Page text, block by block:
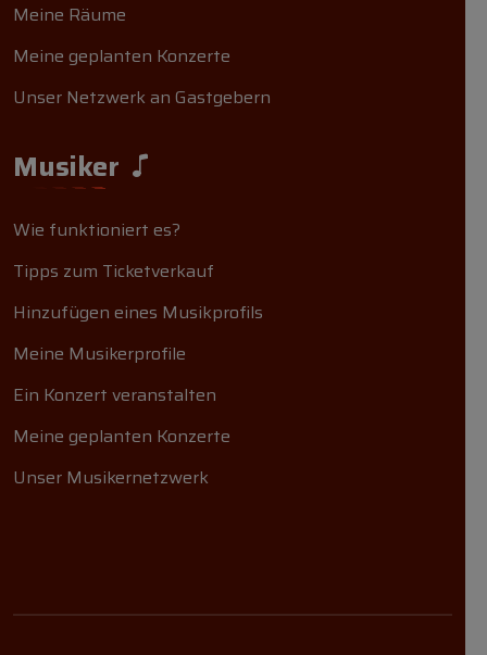
Meine Räume
Meine geplanten Konzerte
Unser Netzwerk an Gastgebern
Musiker
Wie funktioniert es?
Tipps zum Ticketverkauf
Hinzufügen eines Musikprofils
Meine Musikerprofile
Ein Konzert veranstalten
Meine geplanten Konzerte
Unser Musikernetzwerk